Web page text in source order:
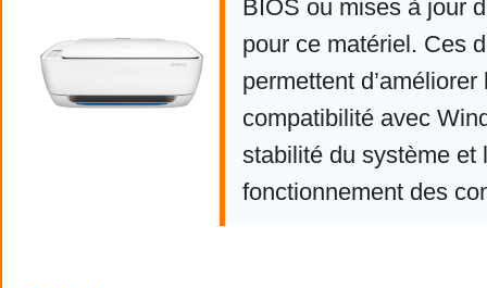
BIOS ou mises à jour
pour ce matériel. Ces
permettent d’améliorer
compatibilité avec
stabilité du système et
fonctionnement des